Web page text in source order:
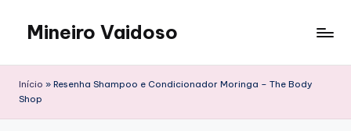
content
Mineiro Vaidoso
Autocuidado
Início » Resenha Shampoo e Condicionador Moringa – The Body
Shop